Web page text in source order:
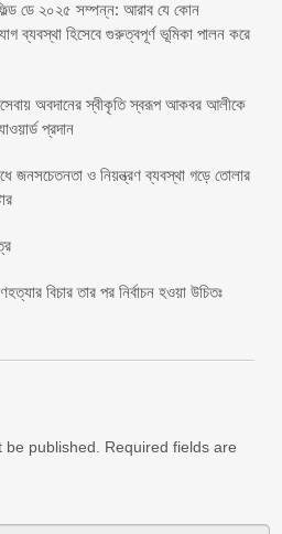
ডে ২০২৫ সম্পন্ন: আরাব যে কোন
ব্যবস্থা হিসেবে গুরুত্বপূর্ণ ভূমিকা পালন করে
অবদানের স্বীকৃতি স্বরূপ আকবর আলীকে
প্রদান
জনসচেতনতা ও নিয়ন্ত্রণ ব্যবস্থা গড়ে তোলার
বিচার তার পর নির্বাচন হওয়া উচিতঃ
published.
Required fields are